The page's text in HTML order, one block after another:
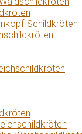
Schildkröten